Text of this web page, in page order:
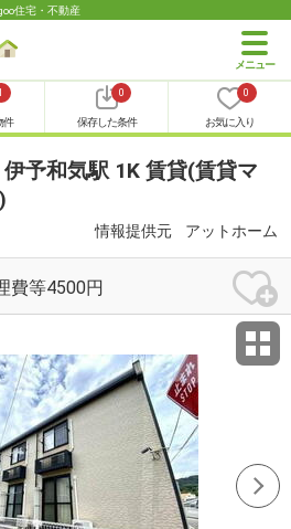
住宅・不動産
件
0
保存した条件
0
お気に入り
予和気駅 1K 賃貸(賃貸マ
情報提供元 アットホーム
費等4500円